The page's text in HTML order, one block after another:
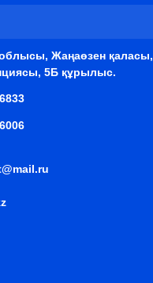
Жаңаөзен қаласы,
5Б құрылыс.